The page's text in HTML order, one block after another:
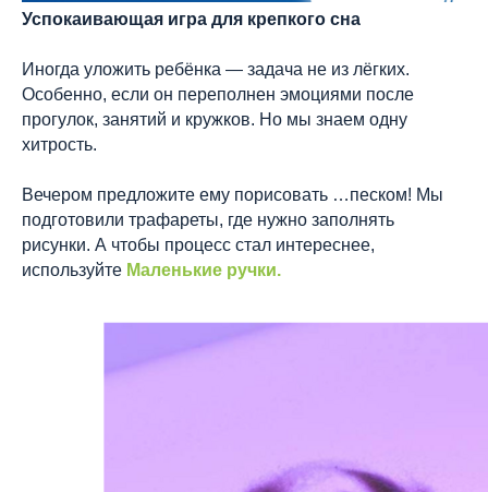
Успокаивающая игра для крепкого сна
Иногда уложить ребёнка — задача не из лёгких.
Особенно, если он переполнен эмоциями после
прогулок, занятий и кружков. Но мы знаем одну
хитрость.
Вечером предложите ему порисовать …песком! Мы
подготовили трафареты, где нужно заполнять
рисунки. А чтобы процесс стал интереснее,
используйте Маленькие ручки.